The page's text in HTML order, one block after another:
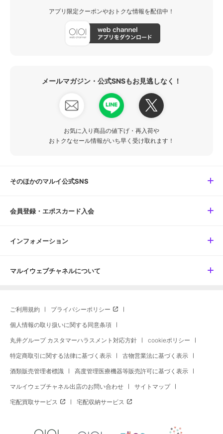
アプリ限定クーポンやおトクな情報を配信中！
メールマガジン・公式SNSもお見逃しなく！
お気に入り商品の値下げ・再入荷や
おトクなセール情報がいち早く受け取れます！
そのほかのマルイ公式SNS
会員登録・エポスカード入会
インフォメーション
マルイウェブチャネルについて
ご利用規約 プライバシーポリシー
個人情報の取り扱いに関する同意条項
丸井グループ カスタマーハラスメント対応方針 cookieポリシー
特定商取引に関する法律に基づく表示 古物営業法に基づく表示
酒類販売管理者標識 高度管理医療機器等販売許可に基づく表示
マルイウェブチャネル出店のお問い合わせ サイトマップ
宅配買取サービス 宅配収納サービス